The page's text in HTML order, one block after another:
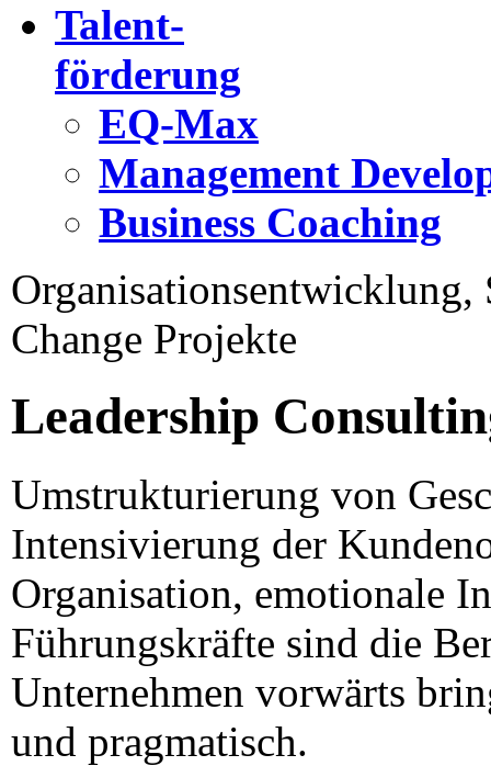
Talent-
förderung
EQ-Max
Management
Business Coaching
Organisationsentwicklung,
Change Projekte
Leadership
Umstrukturierung von
Intensivierung der
Organisation, emotionale
Führungskräfte sind die
Unternehmen vorwärts
und pragmatisch.